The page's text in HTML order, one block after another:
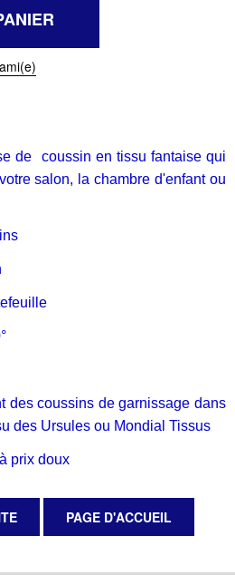
de coussin en tissu fantaise qui
salon, la chambre d'enfant ou
des coussins de garnissage dans
des Ursules ou Mondial Tissus
prix doux